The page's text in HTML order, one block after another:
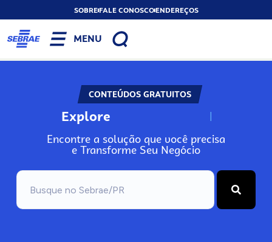
SOBREFALE CONOSCOENDEREÇOS
MENU
CONTEÚDOS GRATUITOS
Explore N
Encontre a solução que você precisa
e Transforme Seu Negócio